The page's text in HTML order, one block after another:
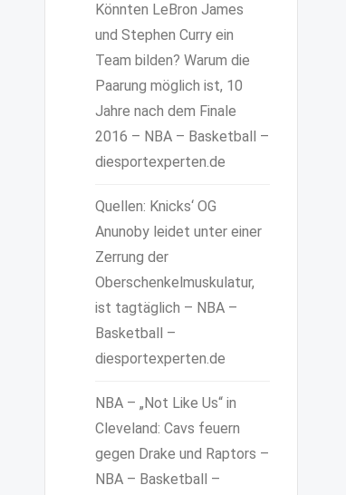
Könnten LeBron James
und Stephen Curry ein
Team bilden? Warum die
Paarung möglich ist, 10
Jahre nach dem Finale
2016 – NBA – Basketball –
diesportexperten.de
Quellen: Knicks‘ OG
Anunoby leidet unter einer
Zerrung der
Oberschenkelmuskulatur,
ist tagtäglich – NBA –
Basketball –
diesportexperten.de
NBA – „Not Like Us“ in
Cleveland: Cavs feuern
gegen Drake und Raptors –
NBA – Basketball –